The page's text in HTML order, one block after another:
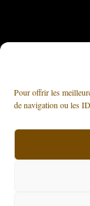
Pour offrir les
de navigation ou les